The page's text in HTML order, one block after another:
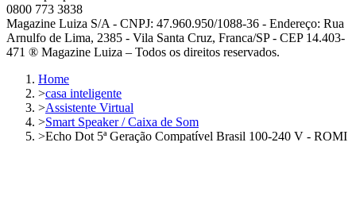
0800 773 3838
Magazine Luiza S/A - CNPJ: 47.960.950/1088-36 - Endereço: Rua
Arnulfo de Lima, 2385 - Vila Santa Cruz, Franca/SP - CEP 14.403-
471 ® Magazine Luiza – Todos os direitos reservados.
Home
>casa inteligente
>Assistente Virtual
>Smart Speaker / Caixa de Som
>Echo Dot 5ª Geração Compatível Brasil 100-240 V - ROMI